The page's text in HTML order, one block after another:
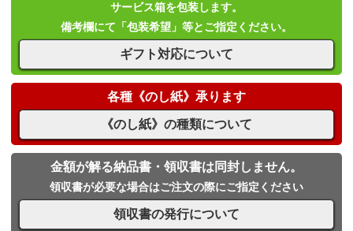
サービス箱を包装します。
備考欄にて「包装希望」等とご指定ください。
ギフト対応について
各種《のし紙》承ります
《のし紙》の種類について
金額が解る納品書・領収書は同封しません。
領収書が必要な場合はご注文の際にご指定ください
領収書の発行について